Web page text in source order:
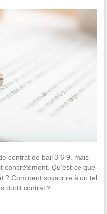
contrat de bail 3 6 9, mais
concrètement. Qu’est-ce que
? Comment souscrire à un tel
dudit contrat ?…